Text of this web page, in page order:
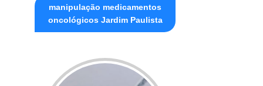
manipulação medicamentos
oncológicos Jardim Paulista